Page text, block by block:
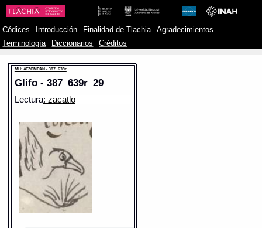
Códices Introducción Finalidad de Tlachia
Agradecimientos
Terminología
Diccionarios Créditos
MH: ATZOMPAN - 387_639r
Glifo - 387_639r_29
Lectura: zacatlo